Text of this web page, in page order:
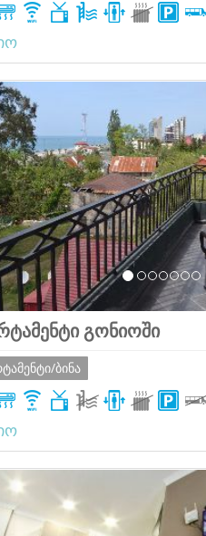
გონიოში
ბინა
Previous